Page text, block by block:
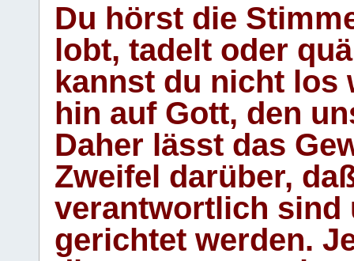
Du hörst die
lobt, tadelt oder
kannst du nicht los
hin auf Gott, den
Daher lässt das
Zweifel darüber,
verantwortlich sind
gerichtet werden.